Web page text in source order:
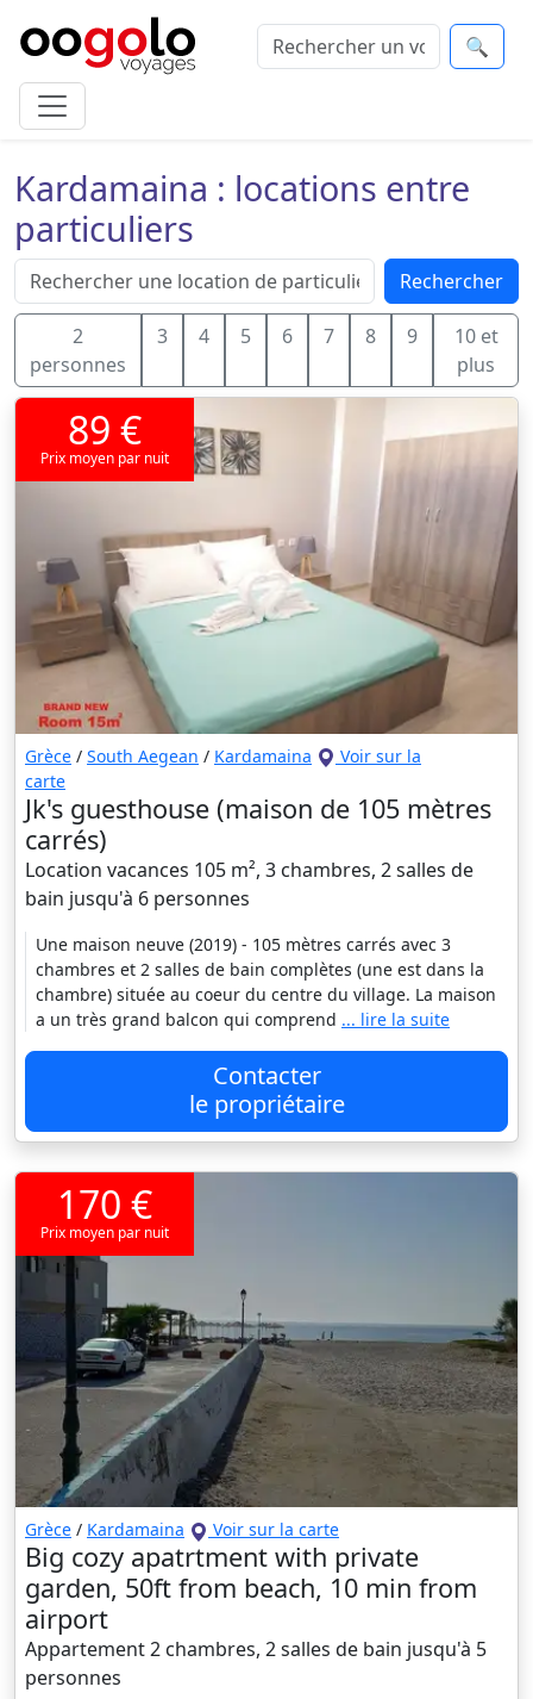
🔍
Kardamaina : locations entre
particuliers
Rechercher
2
personnes
3 4 5 6 7 8 9
10 et
plus
89 €
Prix moyen par nuit
Grèce / South Aegean / Kardamaina
Voir sur la
carte
Jk's guesthouse (maison de 105 mètres
carrés)
Location vacances 105 m², 3 chambres, 2 salles de
bain jusqu'à 6 personnes
Une maison neuve (2019) - 105 mètres carrés avec 3
chambres et 2 salles de bain complètes (une est dans la
chambre) située au coeur du centre du village. La maison
a un très grand balcon qui comprend ... lire la suite
Contacter
le propriétaire
170 €
Prix moyen par nuit
Grèce / Kardamaina Voir sur la carte
Big cozy apatrtment with private
garden, 50ft from beach, 10 min from
airport
Appartement 2 chambres, 2 salles de bain jusqu'à 5
personnes